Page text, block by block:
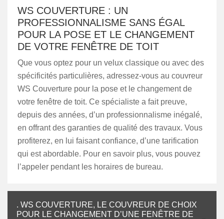
WS COUVERTURE : UN
PROFESSIONNALISME SANS ÉGAL
POUR LA POSE ET LE CHANGEMENT
DE VOTRE FENÊTRE DE TOIT
Que vous optez pour un velux classique ou avec des
spécificités particulières, adressez-vous au couvreur
WS Couverture pour la pose et le changement de
votre fenêtre de toit. Ce spécialiste a fait preuve,
depuis des années, d’un professionnalisme inégalé,
en offrant des garanties de qualité des travaux. Vous
profiterez, en lui faisant confiance, d’une tarification
qui est abordable. Pour en savoir plus, vous pouvez
l’appeler pendant les horaires de bureau.
. WS COUVERTURE, LE COUVREUR DE CHOIX
POUR LE CHANGEMENT D’UNE FENÊTRE DE